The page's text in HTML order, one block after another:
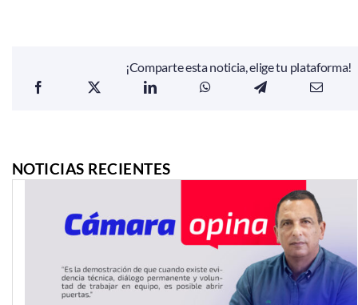
¡Comparte esta noticia, elige tu plataforma!
NOTICIAS RECIENTES